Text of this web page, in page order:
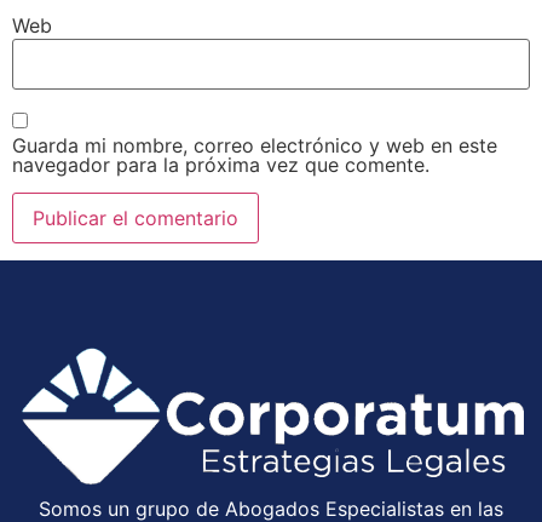
Web
Guarda mi nombre, correo electrónico y web en este
navegador para la próxima vez que comente.
Somos un grupo de Abogados Especialistas en las